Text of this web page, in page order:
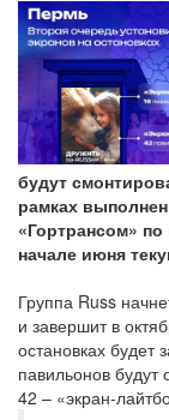
будут
рамках
«Гортрансом»
начале июня
Группа Russ
и завершит в
остановках будет
павильонов
42 – «экран-